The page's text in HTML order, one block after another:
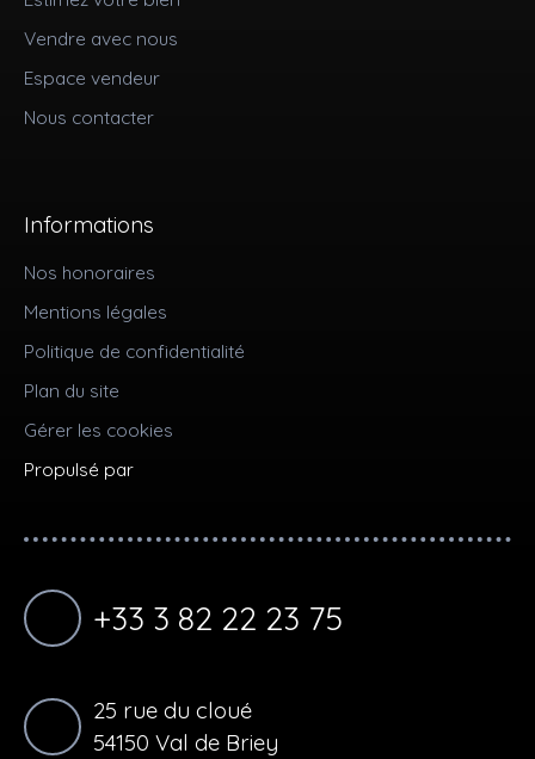
Vendre avec nous
Espace vendeur
Nous contacter
Informations
Nos honoraires
Mentions légales
Politique de confidentialité
Plan du site
Gérer les cookies
Propulsé par
+33 3 82 22 23 75
25 rue du cloué
54150 Val de Briey